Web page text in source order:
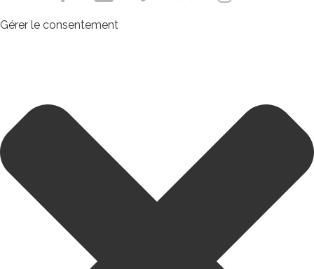
Gérer le consentement